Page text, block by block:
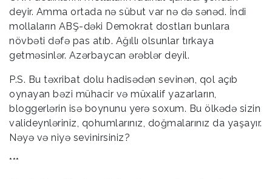
deyir. Amma ortada nə sübut var nə də sənəd. İndi
mollaların ABŞ-dəki Demokrat dostları bunlara
növbəti dəfə pas atıb. Ağıllı olsunlar tırkaya
getməsinlər. Azərbaycan ərəblər deyil.
P.S. Bu təxribat dolu hadisədən sevinən, qol açıb
oynayan bəzi mühacir və müxalif yazarların,
bloggerlərin isə boynunu yerə soxum. Bu ölkədə sizin
valideynləriniz, qohumlarınız, doğmalarınız da yaşayır.
Nəyə və niyə sevinirsiniz?
***